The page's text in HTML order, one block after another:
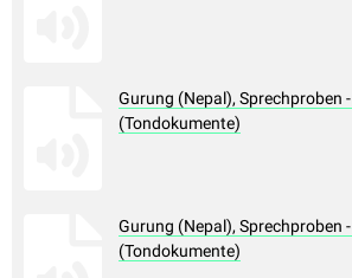
Gurung (Nepal), Sprechproben
(Tondokumente)
Gurung (Nepal), Sprechproben
(Tondokumente)